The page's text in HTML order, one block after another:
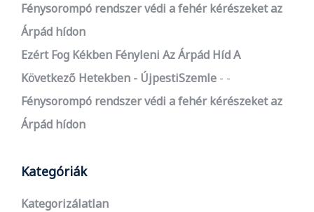
Fénysorompó rendszer védi a fehér kérészeket az
Árpád hídon
Ezért Fog Kékben Fényleni Az Árpád Híd A
Következő Hetekben - ÚjpestiSzemle
-
Fénysorompó rendszer védi a fehér kérészeket az
Árpád hídon
Kategóriák
Kategorizálatlan